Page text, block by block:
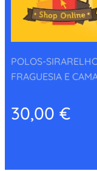
POLOS-
FRAGUESIA E
30,00 €